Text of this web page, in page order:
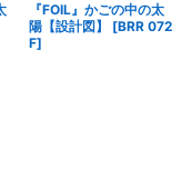
『FOIL』かごの中の太
陽【設計図】
[BRR 072
F]